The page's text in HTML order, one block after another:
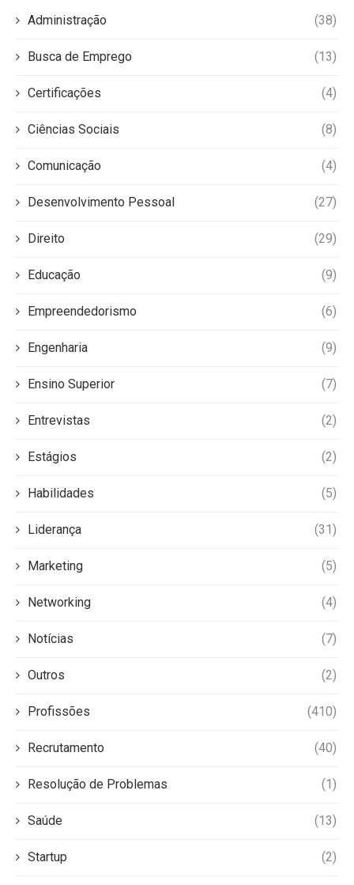
Administração (38)
Busca de Emprego (13)
Certificações (4)
Ciências Sociais (8)
Comunicação (4)
Desenvolvimento Pessoal (27)
Direito (29)
Educação (9)
Empreendedorismo (6)
Engenharia (9)
Ensino Superior (7)
Entrevistas (2)
Estágios (2)
Habilidades (5)
Liderança (31)
Marketing (5)
Networking (4)
Notícias (7)
Outros (2)
Profissões (410)
Recrutamento (40)
Resolução de Problemas (1)
Saúde (13)
Startup (2)